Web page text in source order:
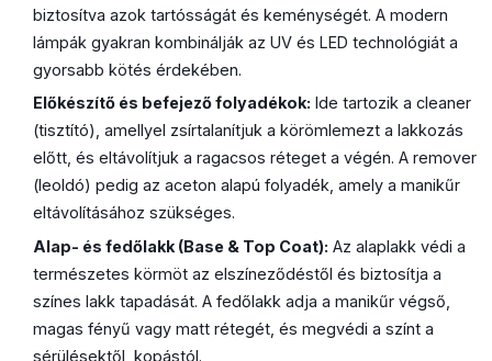
biztosítva azok tartósságát és keménységét. A modern
lámpák gyakran kombinálják az UV és LED technológiát a
gyorsabb kötés érdekében.
Előkészítő és befejező folyadékok: Ide tartozik a cleaner
(tisztító), amellyel zsírtalanítjuk a körömlemezt a lakkozás
előtt, és eltávolítjuk a ragacsos réteget a végén. A remover
(leoldó) pedig az aceton alapú folyadék, amely a manikűr
eltávolításához szükséges.
Alap- és fedőlakk (Base & Top Coat): Az alaplakk védi a
természetes körmöt az elszíneződéstől és biztosítja a
színes lakk tapadását. A fedőlakk adja a manikűr végső,
magas fényű vagy matt rétegét, és megvédi a színt a
sérülésektől, kopástól.